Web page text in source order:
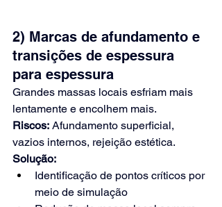
2) Marcas de afundamento e
transições de espessura
para espessura
Grandes massas locais esfriam mais
lentamente e encolhem mais.
Riscos: Afundamento superficial,
vazios internos, rejeição estética.
Solução:
Identificação de pontos críticos por
meio de simulação